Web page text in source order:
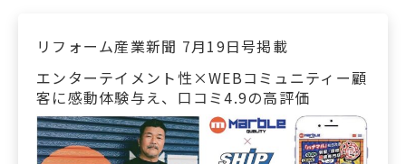
リフォーム産業新聞 7月19日号掲載
エンターテイメント性×WEBコミュニティー顧
客に感動体験与え、口コミ4.9の高評価